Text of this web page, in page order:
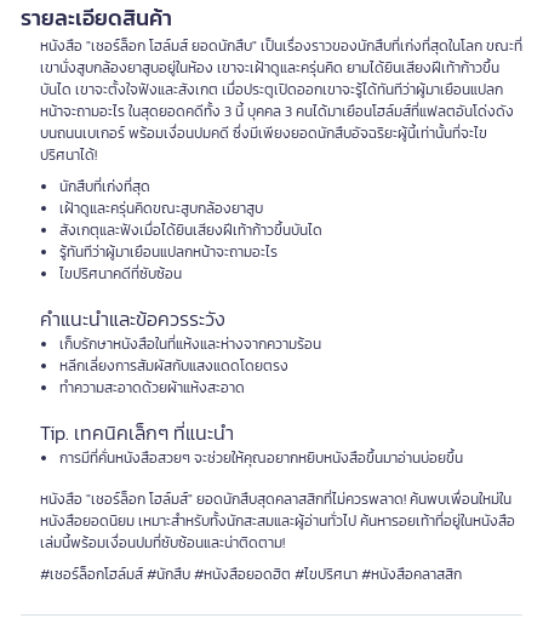
รายละเอียดสินค้า
หนังสือ "เชอร์ล็อก โฮล์มส์ ยอดนักสืบ" เป็นเรื่องราวของนักสืบที่เก่งที่สุดในโลก ขณะที่
เขานั่งสูบกล้องยาสูบอยู่ในห้อง เขาจะเฝ้าดูและครุ่นคิด ยามได้ยินเสียงฝีเท้าก้าวขึ้น
บันได เขาจะตั้งใจฟังและสังเกต เมื่อประตูเปิดออกเขาจะรู้ได้ทันทีว่าผู้มาเยือนแปลก
หน้าจะถามอะไร ในสุดยอดคดีทั้ง 3 นี้ บุคคล 3 คนได้มาเยือนโฮล์มส์ที่แฟลตอันโด่งดัง
บนถนนเบเกอร์ พร้อมเงื่อนปมคดี ซึ่งมีเพียงยอดนักสืบอัจฉริยะผู้นี้เท่านั้นที่จะไข
ปริศนาได้!
นักสืบที่เก่งที่สุด
เฝ้าดูและครุ่นคิดขณะสูบกล้องยาสูบ
สังเกตุและฟังเมื่อได้ยินเสียงฝีเท้าก้าวขึ้นบันได
รู้ทันทีว่าผู้มาเยือนแปลกหน้าจะถามอะไร
ไขปริศนาคดีที่ซับซ้อน
คำแนะนำและข้อควรระวัง
เก็บรักษาหนังสือในที่แห้งและห่างจากความร้อน
หลีกเลี่ยงการสัมผัสกับแสงแดดโดยตรง
ทำความสะอาดด้วยผ้าแห้งสะอาด
Tip. เทคนิคเล็กๆ ที่แนะนำ
การมีที่คั่นหนังสือสวยๆ จะช่วยให้คุณอยากหยิบหนังสือขึ้นมาอ่านบ่อยขึ้น
หนังสือ "เชอร์ล็อก โฮล์มส์" ยอดนักสืบสุดคลาสสิกที่ไม่ควรพลาด! ค้นพบเพื่อนใหม่ใน
หนังสือยอดนิยม เหมาะสำหรับทั้งนักสะสมและผู้อ่านทั่วไป ค้นหารอยเท้าที่อยู่ในหนังสือ
เล่มนี้พร้อมเงื่อนปมที่ซับซ้อนและน่าติดตาม!
#เชอร์ล็อกโฮล์มส์ #นักสืบ #หนังสือยอดฮิต #ไขปริศนา #หนังสือคลาสสิก